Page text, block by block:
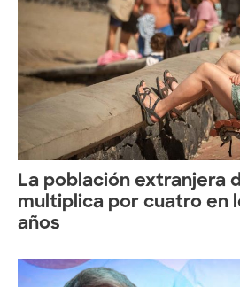
La población extranjera
multiplica por cuatro en
años